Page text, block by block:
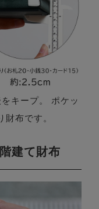
キープ。 ポケッ
布です。
建て財布